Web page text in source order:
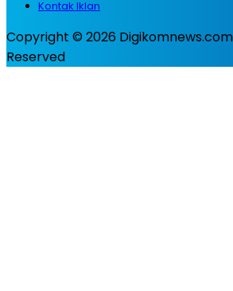
Kontak Iklan
Copyright © 2026
Reserved